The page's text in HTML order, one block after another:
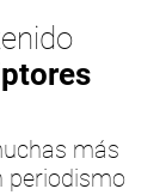
más
periodismo